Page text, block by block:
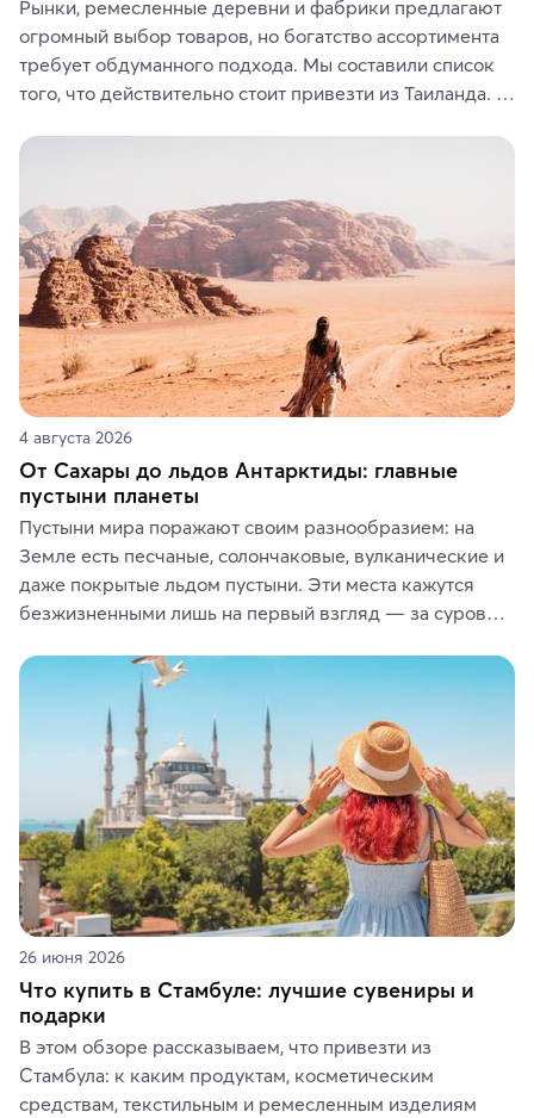
Рынки, ремесленные деревни и фабрики предлагают
огромный выбор товаров, но богатство ассортимента
требует обдуманного подхода. Мы составили список
того, что действительно стоит привезти из Таиланда.
средства, одежду, украшения, предметы интерьера
где их купить.
4 августа 2026
От Сахары до льдов Антарктиды: главные
пустыни планеты
Пустыни мира поражают своим разнообразием: на
Земле есть песчаные, солончаковые, вулканические и
даже покрытые льдом пустыни. Эти места кажутся
безжизненными лишь на первый взгляд — за суровой
животные и маршруты, которые дарят одни из самых
ярких впечатлений от путешествий.
26 июня 2026
Что купить в Стамбуле: лучшие сувениры и
подарки
В этом обзоре рассказываем, что привезти из
Стамбула: к каким продуктам, косметическим
средствам, текстильным и ремесленным изделиям